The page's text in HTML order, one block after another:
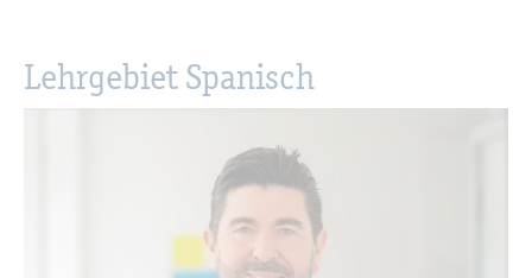
Lehr­ge­biet Spa­nisch